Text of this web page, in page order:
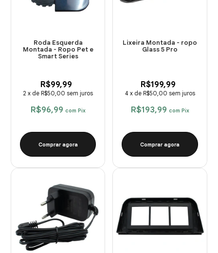
Roda Esquerda
Montada - Ropo Pet e
Smart Series
R$99,99
R$96,99 com Pix
2 x de R$50,00 sem juros
Comprar agora
Lixeira Montada - ropo
Glass 5 Pro
R$199,99
R$193,99 com Pix
4 x de R$50,00 sem juros
Comprar agora